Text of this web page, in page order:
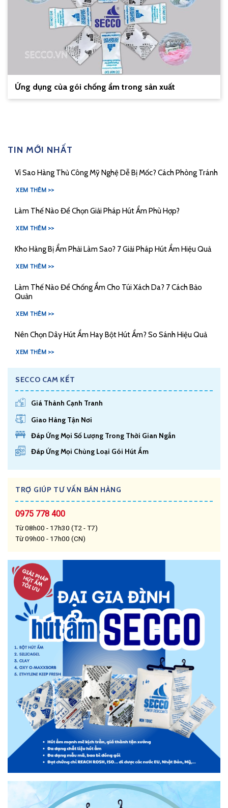
Ứng dụng của gói chống ẩm trong sản xuất
TIN MỚI NHẤT
Vì Sao Hàng Thủ Công Mỹ Nghệ Dễ Bị Mốc? Cách Phòng Tránh
XEM THÊM >>
Làm Thế Nào Để Chọn Giải Pháp Hút Ẩm Phù Hợp?
XEM THÊM >>
Kho Hàng Bị Ẩm Phải Làm Sao? 7 Giải Pháp Hút Ẩm Hiệu Quả
XEM THÊM >>
Làm Thế Nào Để Chống Ẩm Cho Túi Xách Da? 7 Cách Bảo
Quản
XEM THÊM >>
Nên Chọn Dây Hút Ẩm Hay Bột Hút Ẩm? So Sánh Hiệu Quả
XEM THÊM >>
SECCO CAM KẾT
Giá Thành Cạnh Tranh
Giao Hàng Tận Nơi
Đáp Ứng Mọi Số Lượng Trong Thời Gian Ngắn
Đáp Ứng Mọi Chủng Loại Gói Hút Ẩm
TRỢ GIÚP TƯ VẤN BÁN HÀNG
0975 778 400
Từ 08h00 - 17h30 (T2 - T7)
Từ 09h00 - 17h00 (CN)